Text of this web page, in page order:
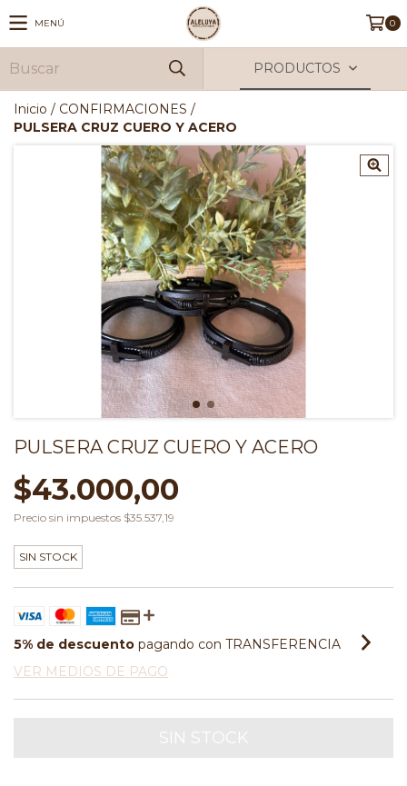
MENÚ 0
PRODUCTOS
Inicio / CONFIRMACIONES /
PULSERA CRUZ CUERO Y ACERO
PULSERA CRUZ CUERO Y ACERO
$43.000,00
Precio sin impuestos $35.537,19
SIN STOCK
5% de descuento pagando con TRANSFERENCIA
VER MEDIOS DE PAGO